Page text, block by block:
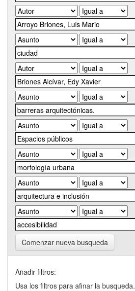
Comenzar nueva busqueda
Añadir filtros:
Usa los filtros para afinar la busqueda.